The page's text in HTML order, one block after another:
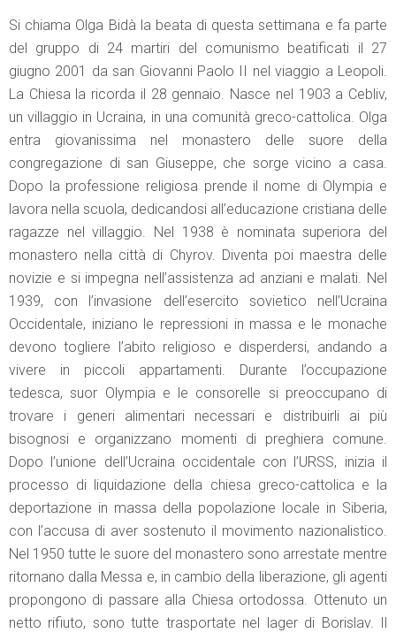
Si chiama Olga Bidà la beata di questa settimana e fa parte
del gruppo di 24 martiri del comunismo beatificati il 27
giugno 2001 da san Giovanni Paolo II nel viaggio a Leopoli.
La Chiesa la ricorda il 28 gennaio. Nasce nel 1903 a Cebliv,
un villaggio in Ucraina, in una comunità greco-cattolica. Olga
entra giovanissima nel monastero delle suore della
congregazione di san Giuseppe, che sorge vicino a casa.
Dopo la professione religiosa prende il nome di Olympia e
lavora nella scuola, dedicandosi all’educazione cristiana delle
ragazze nel villaggio. Nel 1938 è nominata superiora del
monastero nella città di Chyrov. Diventa poi maestra delle
novizie e si impegna nell’assistenza ad anziani e malati. Nel
1939, con l’invasione dell’esercito sovietico nell’Ucraina
Occidentale, iniziano le repressioni in massa e le monache
devono togliere l’abito religioso e disperdersi, andando a
vivere in piccoli appartamenti. Durante l’occupazione
tedesca, suor Olympia e le consorelle si preoccupano di
trovare i generi alimentari necessari e distribuirli ai più
bisognosi e organizzano momenti di preghiera comune.
Dopo l’unione dell’Ucraina occidentale con l’URSS, inizia il
processo di liquidazione della chiesa greco-cattolica e la
deportazione in massa della popolazione locale in Siberia,
con l’accusa di aver sostenuto il movimento nazionalistico.
Nel 1950 tutte le suore del monastero sono arrestate mentre
ritornano dalla Messa e, in cambio della liberazione, gli agenti
propongono di passare alla Chiesa ortodossa. Ottenuto un
netto rifiuto, sono tutte trasportate nel lager di Borislav. Il